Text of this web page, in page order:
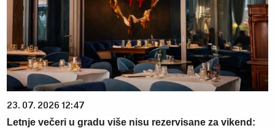
23. 07. 2026 12:47
Letnje večeri u gradu više nisu rezervisane za vikend: